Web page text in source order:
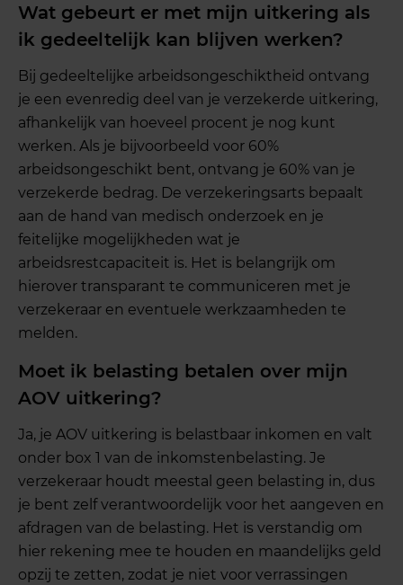
Wat gebeurt er met mijn uitkering als
ik gedeeltelijk kan blijven werken?
Bij gedeeltelijke arbeidsongeschiktheid ontvang
je een evenredig deel van je verzekerde uitkering,
afhankelijk van hoeveel procent je nog kunt
werken. Als je bijvoorbeeld voor 60%
arbeidsongeschikt bent, ontvang je 60% van je
verzekerde bedrag. De verzekeringsarts bepaalt
aan de hand van medisch onderzoek en je
feitelijke mogelijkheden wat je
arbeidsrestcapaciteit is. Het is belangrijk om
hierover transparant te communiceren met je
verzekeraar en eventuele werkzaamheden te
melden.
Moet ik belasting betalen over mijn
AOV uitkering?
Ja, je AOV uitkering is belastbaar inkomen en valt
onder box 1 van de inkomstenbelasting. Je
verzekeraar houdt meestal geen belasting in, dus
je bent zelf verantwoordelijk voor het aangeven en
afdragen van de belasting. Het is verstandig om
hier rekening mee te houden en maandelijks geld
opzij te zetten, zodat je niet voor verrassingen